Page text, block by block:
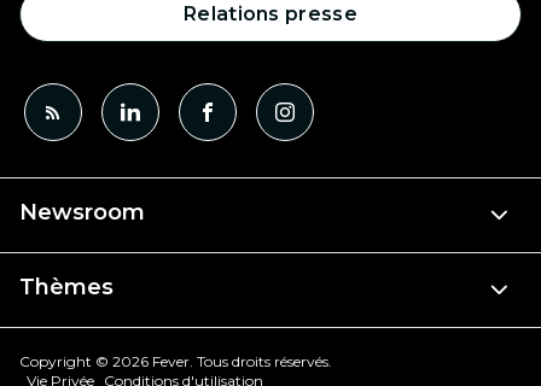
Relations presse
Newsroom
Thèmes
Copyright © 2026 Fever. Tous droits réservés.
Vie Privée Conditions d'utilisation